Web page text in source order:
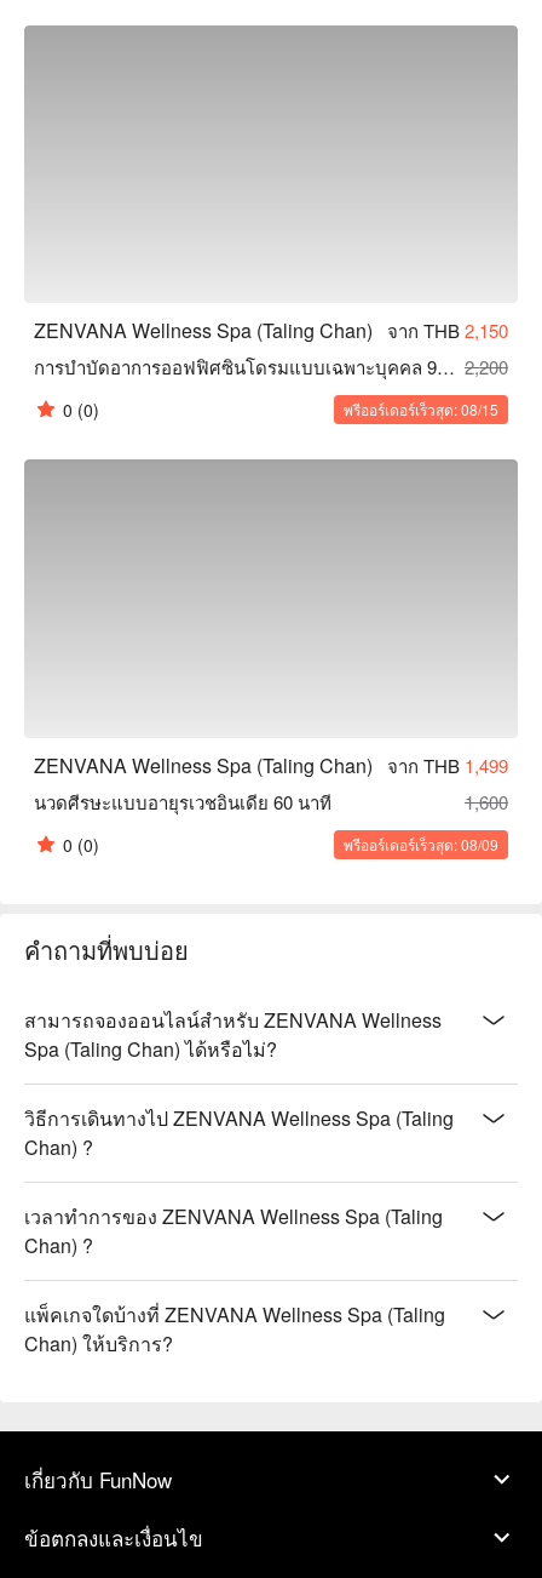
ZENVANA Wellness Spa (Taling Chan) จาก THB2,150
การบำบัดอาการออฟฟิศซินโดรมแบบเฉพาะบุคคล 90 นาที 2,200
0 (0) พรีออร์เดอร์เร็วสุด: 08/15
ZENVANA Wellness Spa (Taling Chan) จาก THB 1,499
นวดศีรษะแบบอายุรเวชอินเดีย 60 นาที
1,600
0 (0) พรีออร์เดอร์เร็วสุด: 08/09
คำถามที่พบบ่อย
สามารถจองออนไลน์สำหรับ ZENVANA Wellness
Spa (Taling Chan) ได้หรือไม่?
วิธีการเดินทางไป ZENVANA Wellness Spa (Taling
Chan) ?
เวลาทำการของ ZENVANA Wellness Spa (Taling
Chan) ?
แพ็คเกจใดบ้างที่ ZENVANA Wellness Spa (Taling
Chan) ให้บริการ?
เกี่ยวกับ FunNow
ข้อตกลงและเงื่อนไข